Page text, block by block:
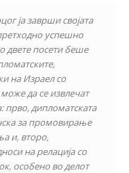
ја заврши својата
успешно
двете посети беше
на Израел со
може да се извлечат
прво, дипломатската
за промовирање
и, второ,
на релација со
особено во делот